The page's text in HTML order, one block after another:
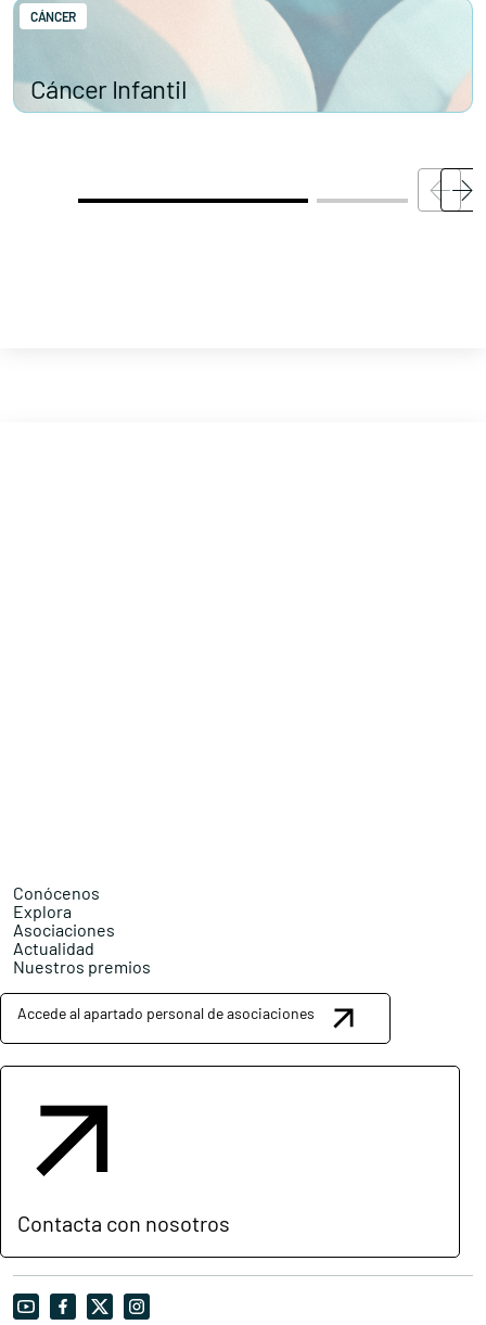
Cáncer Infantil
CÁNCER
Conócenos
Explora
Asociaciones
Actualidad
Nuestros premios
Accede al apartado personal de asociaciones
Contacta con nosotros